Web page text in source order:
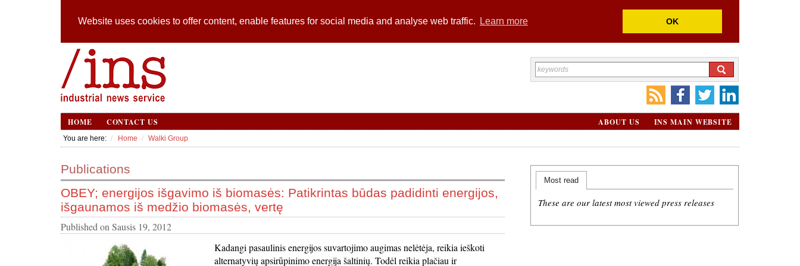
Website uses cookies to offer content, enable features for social media and analyse web traffic. Learn more OK
HOME CONTACT US INS MAIN WEBSITE
ABOUT US
You are here: Home Walki Group
Publications
OBEY; energijos išgavimo iš biomasės: Patikrintas būdas padidinti energijos,
išgaunamos iš medžio biomasės, vertę
Published onSausis 19, 2012
Kadangi pasaulinis energijos suvartojimo augimas nelėtėja, reikia ieškoti
alternatyvių apsirūpinimo energija šaltinių. Todėl reikia plačiau ir
Most read
These are our latest most viewed press releases